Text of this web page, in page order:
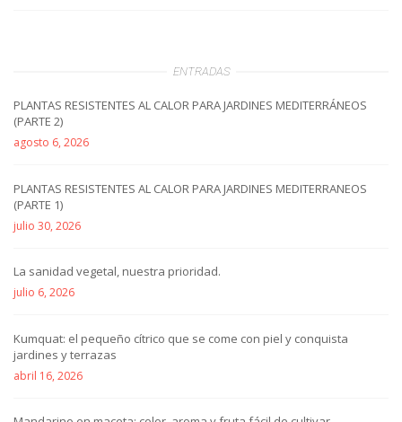
ENTRADAS
PLANTAS RESISTENTES AL CALOR PARA JARDINES MEDITERRÁNEOS
(PARTE 2)
agosto 6, 2026
PLANTAS RESISTENTES AL CALOR PARA JARDINES MEDITERRANEOS
(PARTE 1)
julio 30, 2026
La sanidad vegetal, nuestra prioridad.
julio 6, 2026
Kumquat: el pequeño cítrico que se come con piel y conquista
jardines y terrazas
abril 16, 2026